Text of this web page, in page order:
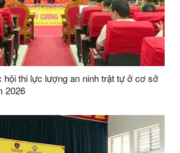
hội thi lực lượng an ninh trật tự ở cơ sở
2026